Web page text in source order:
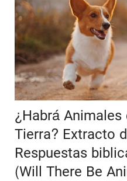
¿Habrá Animales
Tierra? Extracto
Respuestas
(Will There Be